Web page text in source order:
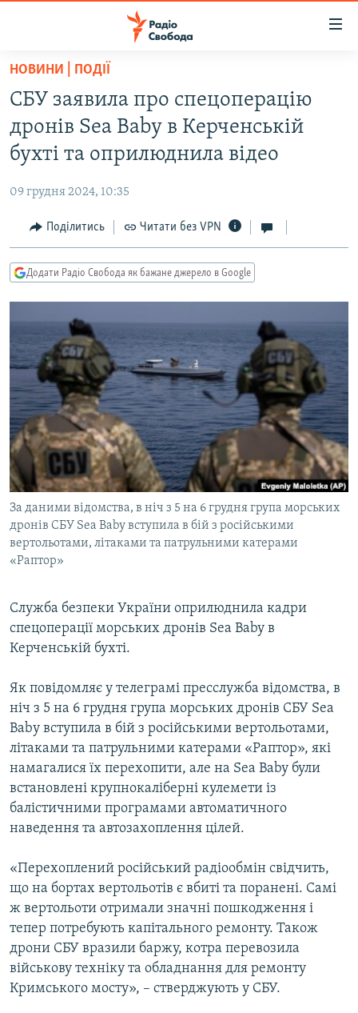
Перейти
основного
матеріалу
Перейти
до
основної
навігації
Перейти
до
пошуку
СТАТТІ
ЕКОНОМІКА
СУСПІЛЬСТВО
СВІТ
РОСІЙСЬКА «ФІЛЬТРАЦІЯ»
ДОНБАС.РЕАЛІЇ
ТИ ЯК?
КИТАЙ.ВИКЛИКИ
МУЛЬТИМЕДІА
ФОТО
СПЕЦПРОЄКТИ
ПОДКАСТИ
КРИМ РЕАЛІЇ
РУС
УКР
ДОЛУЧАЙСЯ!
Усі сайти RFE/RL
НОВИНИ | ПОДІЇ
СБУ заявила про спецоперацію
дронів Sea Baby в Керченській
бухті та оприлюднила відео
09 грудня 2024, 10:35
Поділитись Читати без VPN
Додати Радіо Свобода як бажане джерело в Google
За даними відомства, в ніч з 5 на 6 грудня група морських
дронів СБУ Sea Babу вступила в бій з російськими
вертольотами, літаками та патрульними катерами
«Раптор»
Cлужба безпеки України оприлюднила кадри
спецоперації морських дронів Sea Baby в
Керченській бухті.
Як повідомляє у телеграмі пресслужба відомства, в
ніч з 5 на 6 грудня група морських дронів СБУ Sea
Babу вступила в бій з російськими вертольотами,
літаками та патрульними катерами «Раптор», які
намагалися їх перехопити, але на Sea Baby були
встановлені крупнокаліберні кулемети із
балістичними програмами автоматичного
наведення та автозахоплення цілей.
«Перехоплений російський радіообмін свідчить,
що на бортах вертольотів є вбиті та поранені. Самі
ж вертольоти отримали значні пошкодження і
тепер потребують капітального ремонту. Також
дрони СБУ вразили баржу, котра перевозила
військову техніку та обладнання для ремонту
Кримського мосту», – стверджують у СБУ.